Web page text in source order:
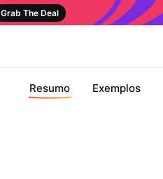
Grab The Deal
Resumo Exemplos